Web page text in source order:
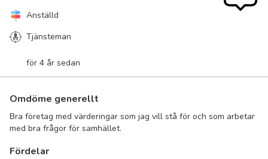
Anställd
Tjänsteman
för 4 år sedan
Omdöme generellt
Bra företag med värderingar som jag vill stå för och som arbetar
med bra frågor för samhället.
Fördelar